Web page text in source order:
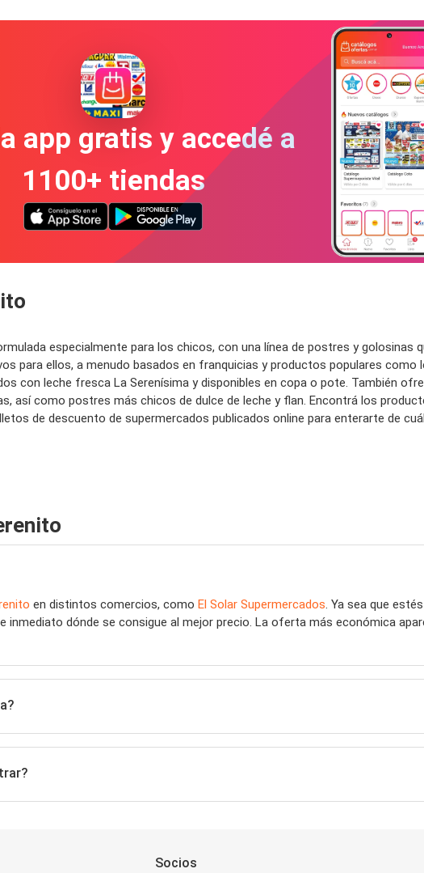
app gratis y accedé a
1100+ tiendas
especialmente para los chicos, con una línea de postres y golosinas
para ellos, a menudo basados en franquicias y productos populares como
con leche fresca La Serenísima y disponibles en copa o pote. También
así como postres más chicos de dulce de leche y flan. Encontrá los
de descuento de supermercados publicados online para enterarte de
en distintos comercios, como El Solar Supermercados. Ya sea que
inmediato dónde se consigue al mejor precio. La oferta más económica
Socios